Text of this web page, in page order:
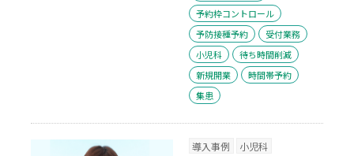
予約枠コントロール
予防接種予約
受付業務
小児科
待ち時間削減
新規開業
時間帯予約
集患
導入事例 小児科